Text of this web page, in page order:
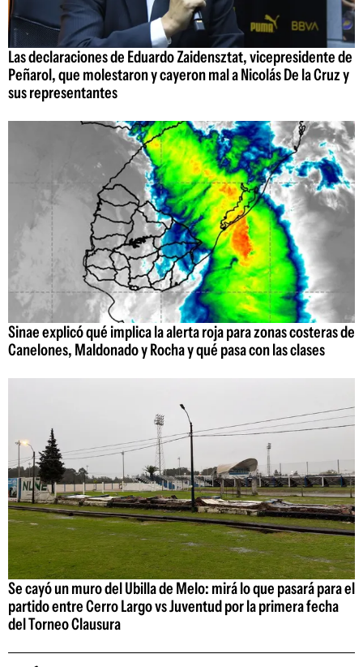
Las declaraciones de Eduardo Zaidensztat, vicepresidente de
Peñarol, que molestaron y cayeron mal a Nicolás De la Cruz y
sus representantes
Sinae explicó qué implica la alerta roja para zonas costeras de
Canelones, Maldonado y Rocha y qué pasa con las clases
Se cayó un muro del Ubilla de Melo: mirá lo que pasará para el
partido entre Cerro Largo vs Juventud por la primera fecha
del Torneo Clausura